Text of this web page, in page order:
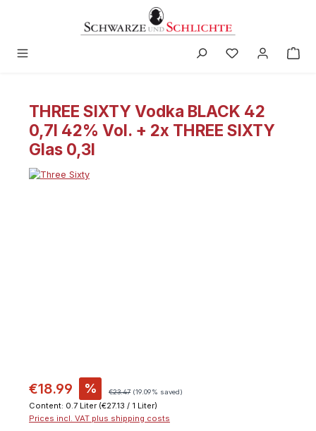
THREE SIXTY Vodka BLACK 42
0,7l 42% Vol. + 2x THREE SIXTY
Glas 0,3l
€18.99 % €23.47 (19.09% saved)
Content: 0.7 Liter (€27.13 / 1 Liter)
Prices incl. VAT plus shipping costs